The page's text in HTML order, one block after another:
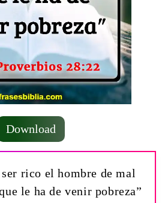
Download
ser rico el hombre de mal
le ha de venir pobreza”